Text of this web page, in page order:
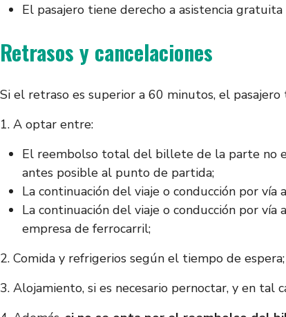
El pasajero tiene derecho a asistencia
Retrasos y cancelaciones
Si el retraso es superior a 60 minutos, el pasajero
1. A optar entre:
El reembolso total del billete de la parte no
antes posible al punto de partida;
La continuación del viaje o conducción por
La continuación del viaje o conducción por
empresa de ferrocarril;
2. Comida y refrigerios según el tiempo de espera;
3. Alojamiento, si es necesario pernoctar, y en